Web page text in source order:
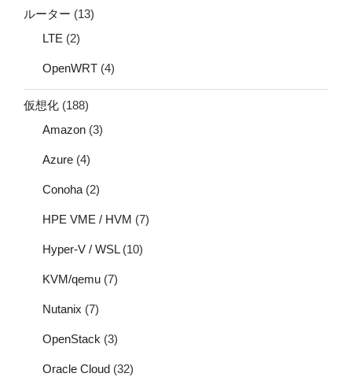
ルーター (13)
LTE (2)
OpenWRT (4)
仮想化 (188)
Amazon (3)
Azure (4)
Conoha (2)
HPE VME / HVM (7)
Hyper-V / WSL(10)
KVM/qemu (7)
Nutanix (7)
OpenStack (3)
Oracle Cloud (32)